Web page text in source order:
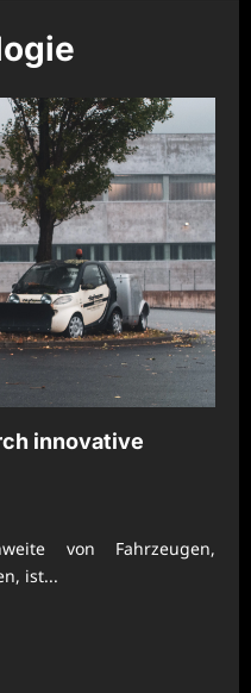
innovative
von Fahrzeugen,
ist...